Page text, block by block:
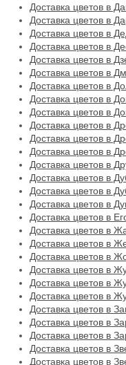
Доставка цветов в
Доставка цветов в
Доставка цветов в
Доставка цветов в
Доставка цветов в
Доставка цветов в
Доставка цветов в
Доставка цветов в
Доставка цветов в
Доставка цветов в
Доставка цветов в
Доставка цветов в
Доставка цветов в
Доставка цветов в
Доставка цветов в
Доставка цветов в
Доставка цветов в
Доставка цветов в
Доставка цветов в
Доставка цветов в
Доставка цветов в
Доставка цветов в
Доставка цветов в
Доставка цветов в
Доставка цветов в
Доставка цветов в
Доставка цветов в
Доставка цветов в